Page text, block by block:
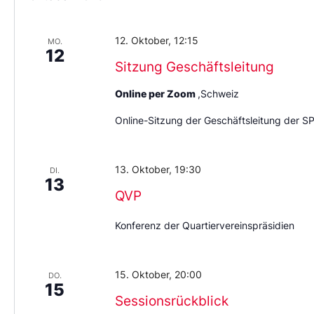
MO.
12
Sitzung Geschäftsleitung
12. Oktober, 12:15
Online per Zoom ,Schweiz
Online-Sitzung der Geschäftsleitung der
DI.
13
QVP
13. Oktober, 19:30
Konferenz der Quartiervereinspräsidien
DO.
15
Sessionsrückblick
15. Oktober, 20:00